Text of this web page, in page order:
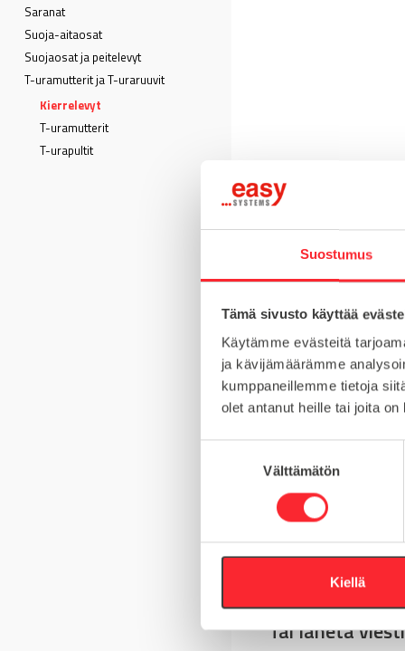
Suostumus
Tämä sivusto käyttää
Käytämme evästeitä
ja kävijämäärämme
kumppaneillemme tietoja
olet antanut heille tai joita
k
Välttämätön
Kiellä
Saranat
Suoja-aitaosat
Suojaosat ja peitelevyt
T-uramutterit ja T-uraruuvit
Kierrelevyt
T-uramutterit
T-urapultit
MATERIAALI
MYYNTIERÄ
KIERRE
Kysy tuotteista:
+358 10 5262 290
Tai lähetä